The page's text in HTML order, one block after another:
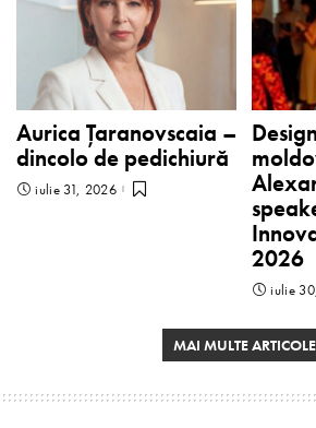
Aurica Țaranovscaia –
dincolo de pedichiură
iulie 31, 2026
2026
iulie
MAI MULTE ARTICOLE